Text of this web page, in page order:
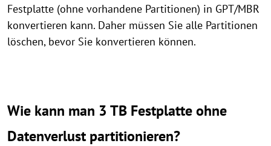
Festplatte (ohne vorhandene Partitionen) in GPT/MBR
konvertieren kann. Daher müssen Sie alle Partitionen
löschen, bevor Sie konvertieren können.
Wie kann man 3 TB Festplatte ohne
Datenverlust partitionieren?